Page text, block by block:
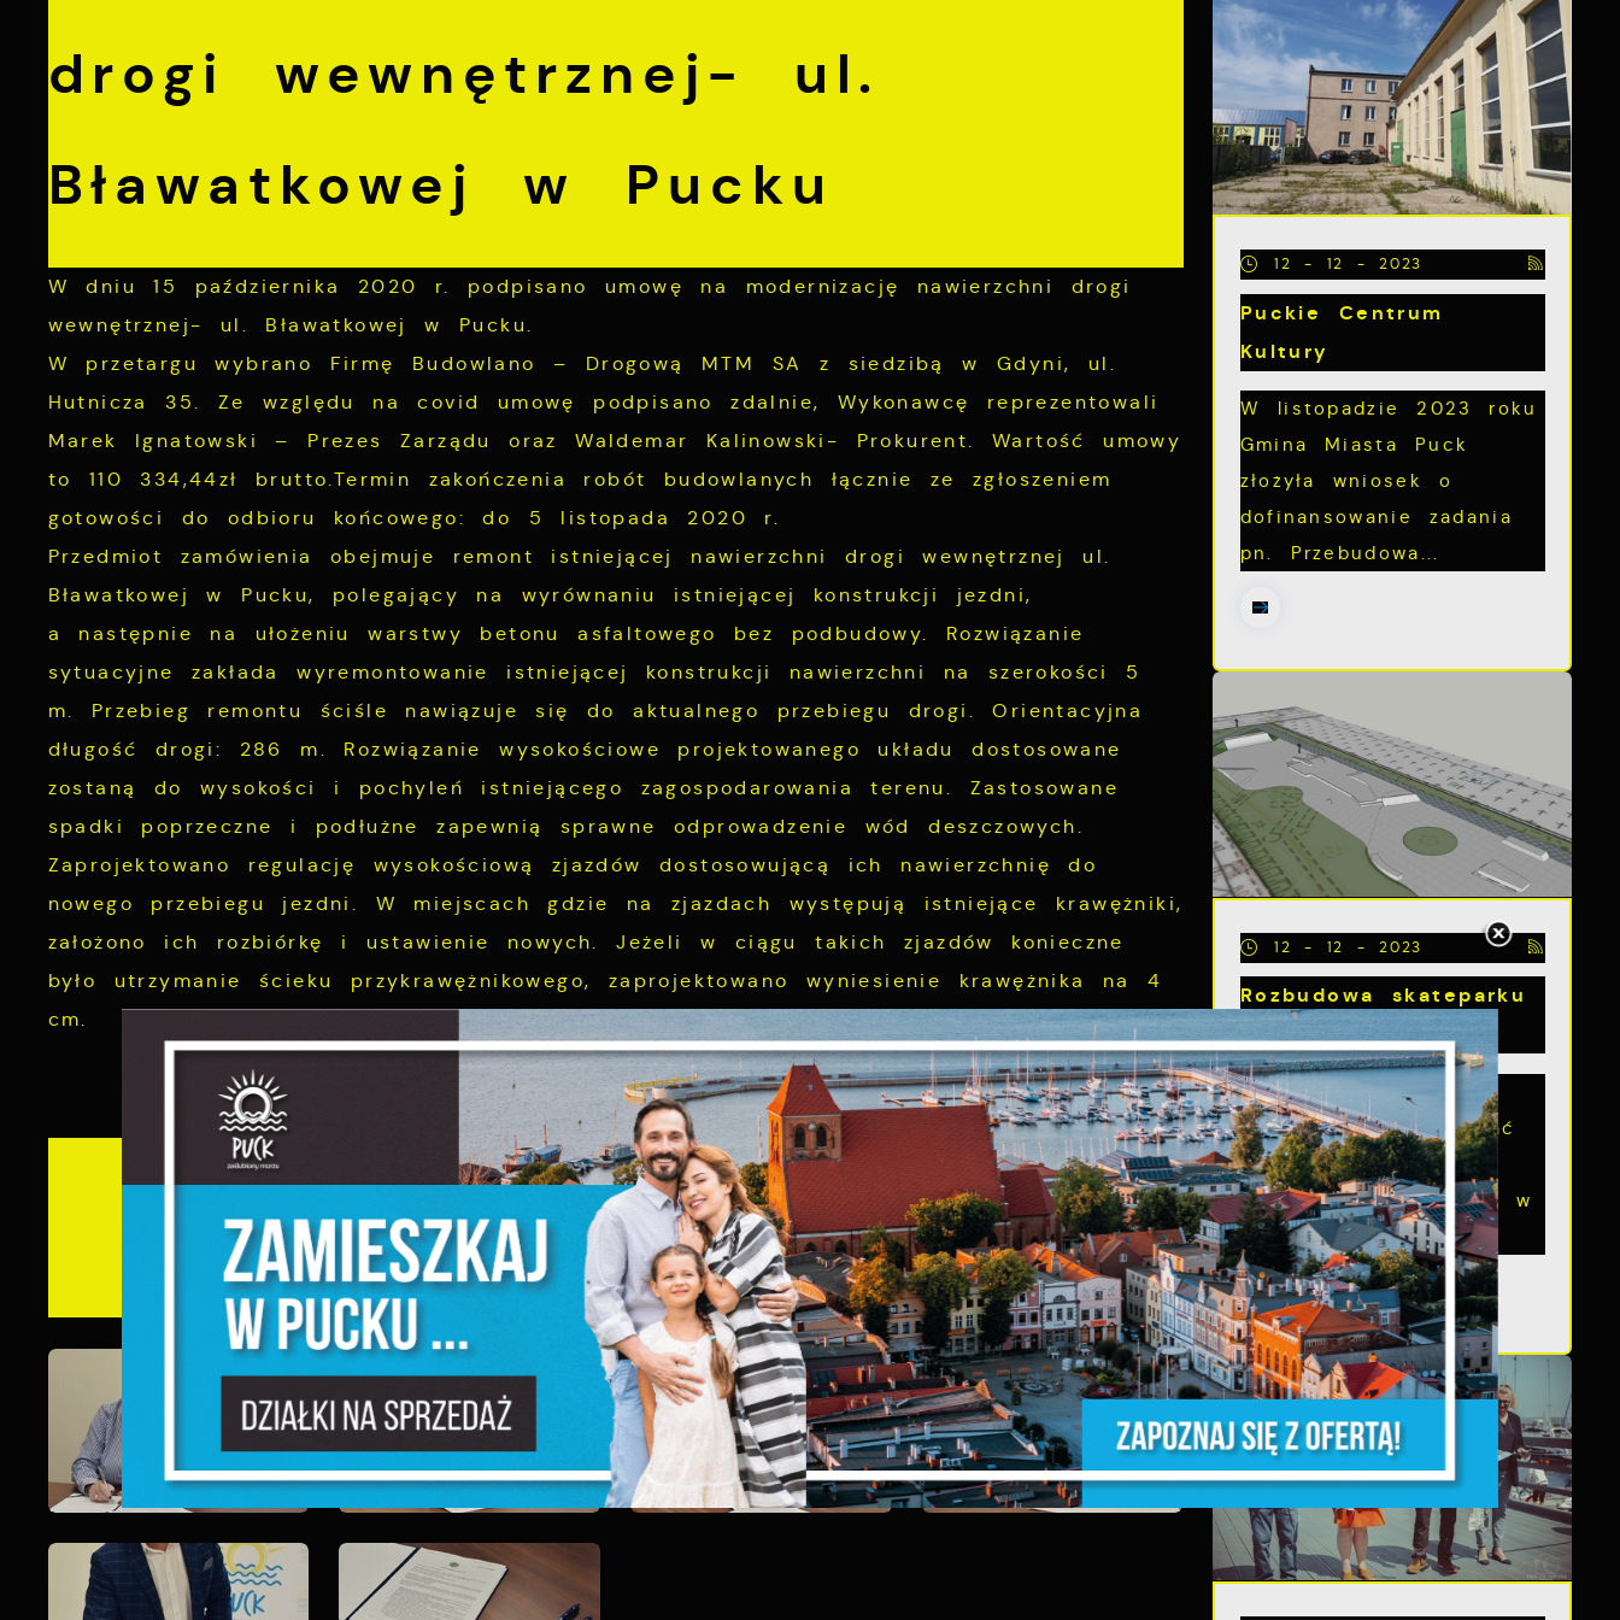
drogi wewnętrznej- ul.
Bławatkowej w Pucku
W dniu 15 października 2020 r. podpisano umowę na modernizację nawierzchni drogi
wewnętrznej- ul. Bławatkowej w Pucku.
W przetargu wybrano Firmę Budowlano – Drogową MTM SA z siedzibą w Gdyni, ul.
Hutnicza 35. Ze względu na covid umowę podpisano zdalnie, Wykonawcę reprezentowali
Marek Ignatowski – Prezes Zarządu oraz Waldemar Kalinowski- Prokurent. Wartość umowy
to 110 334,44zł brutto.Termin zakończenia robót budowlanych łącznie ze zgłoszeniem
gotowości do odbioru końcowego: do 5 listopada 2020 r.
Przedmiot zamówienia obejmuje remont istniejącej nawierzchni drogi wewnętrznej ul.
Bławatkowej w Pucku, polegający na wyrównaniu istniejącej konstrukcji jezdni,
a następnie na ułożeniu warstwy betonu asfaltowego bez podbudowy. Rozwiązanie
sytuacyjne zakłada wyremontowanie istniejącej konstrukcji nawierzchni na szerokości 5
m. Przebieg remontu ściśle nawiązuje się do aktualnego przebiegu drogi. Orientacyjna
długość drogi: 286 m. Rozwiązanie wysokościowe projektowanego układu dostosowane
zostaną do wysokości i pochyleń istniejącego zagospodarowania terenu. Zastosowane
spadki poprzeczne i podłużne zapewnią sprawne odprowadzenie wód deszczowych.
Zaprojektowano regulację wysokościową zjazdów dostosowującą ich nawierzchnię do
nowego przebiegu jezdni. W miejscach gdzie na zjazdach występują istniejące krawężniki,
założono ich rozbiórkę i ustawienie nowych. Jeżeli w ciągu takich zjazdów konieczne
było utrzymanie ścieku przykrawężnikowego, zaprojektowano wyniesienie krawężnika na 4
cm.
Galeria zdjęć
12 - 12 - 2023
Puckie Centrum
Kultury
W listopadzie 2023 roku
Gmina Miasta Puck
złożyła wniosek o
dofinansowanie zadania
pn. Przebudowa...
12 - 12 - 2023
Rozbudowa skateparku
w Pucku
W 2024 roku Gmina
Miasta Puck realizować
będzie zadanie pn.
Rozbudowa skateparku w
Pucku. Procedury...
Ustawienia
Szanujemy Twoją prywatność. Możesz zmienić ustawienia
cookies lub zaakceptować je wszystkie. W dowolnym
momencie możesz dokonać zmiany swoich ustawień.
Niezbędne
Niezbędne pliki cookies służą do prawidłowego
funkcjonowania strony internetowej i umożliwiają Ci
komfortowe korzystanie z oferowanych przez nas usług.
Pliki cookies odpowiadają na podejmowane przez Ciebie
działania w celu m.in. dostosowania Twoich ustawień
preferencji prywatności, logowania czy wypełniania
formularzy. Dzięki plikom cookies strona, z której korzystasz,
Funkcjonalne i personalizacyjne
Tego typu pliki cookies umożliwiają stronie internetowej
ZAPISZ WYBRANE